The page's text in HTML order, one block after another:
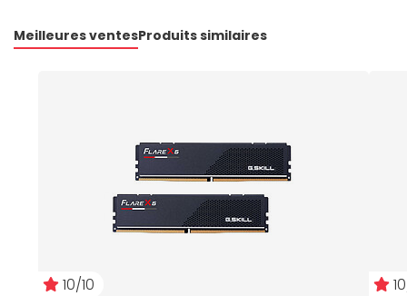
Meilleures ventesProduits similaires
10/10